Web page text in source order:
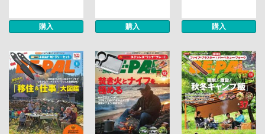
購入 購入 購入